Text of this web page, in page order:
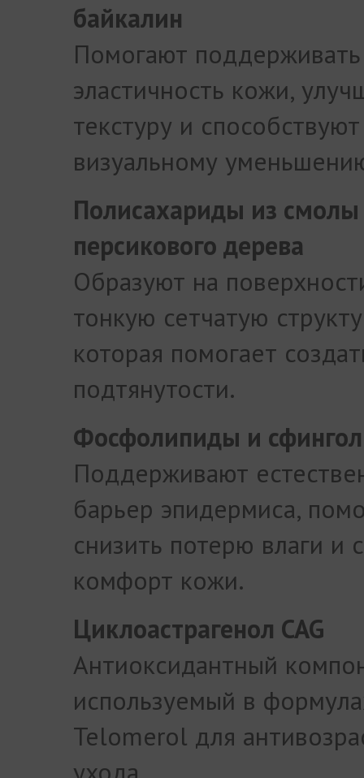
байкалин
Помогают поддерживать
эластичность кожи,
текстуру и способствуют
визуальному
Полисахариды из смолы
персикового дерева
Образуют на
тонкую сетчатую
которая помогает
подтянутости.
Фосфолипиды и
Поддерживают
барьер эпидермиса,
снизить потерю влаги и
комфорт кожи.
Циклоастрагенол CAG
Антиоксидантный
используемый в
Telomerol для